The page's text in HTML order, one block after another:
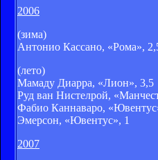
2006
(зима)
Антонио Кассано, «Рома»,
(лето)
Мамаду Диарра, «Лион», 3,5
Руд ван Нистелрой,
Фабио Каннаваро,
Эмерсон, «Ювентус», 1
2007